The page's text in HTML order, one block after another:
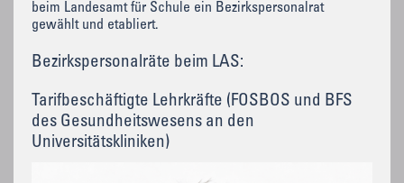
beim Landesamt für Schule ein Bezirkspersonalrat
gewählt und etabliert.
Bezirkspersonalräte beim LAS:
Tarifbeschäftigte Lehrkräfte (FOSBOS und BFS
des Gesundheitswesens an den
Universitätskliniken)